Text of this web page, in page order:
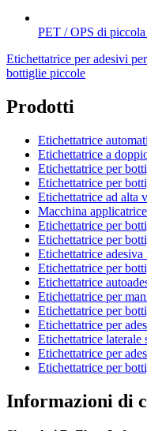
PET / OPS di
Etichettatrice per adesivi
bottiglie piccole
Prodotti
Etichettatrice
Etichettatrice a
Etichettatrice per
Etichettatrice per
Etichettatrice ad alta
Macchina
Etichettatrice per
Etichettatrice per
Etichettatrice adesiva
Etichettatrice per
Etichettatrice
Etichettatrice per
Etichettatrice per
Etichettatrice per
Etichettatrice laterale
Etichettatrice per
Etichettatrice per
Informazioni di